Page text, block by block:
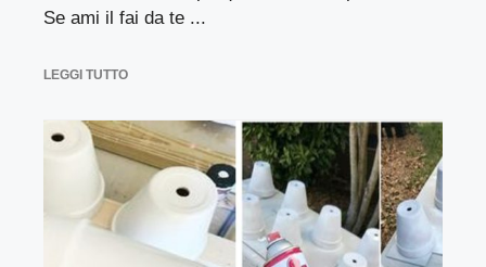
Se ami il fai da te ...
LEGGI TUTTO